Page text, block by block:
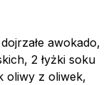
dojrzałe awokado,
2 łyżki soku
oliwy z oliwek,